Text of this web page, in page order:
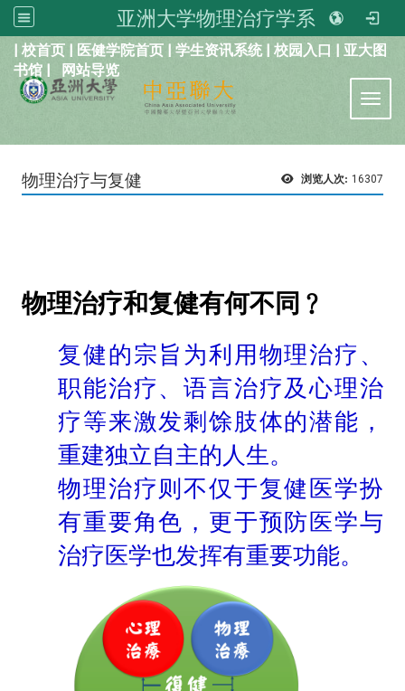
亚洲大学物理治疗学系
| 校首页 | 医健学院首页 | 学生资讯系统| 校园入口 | 亚大图
书馆 |
网站导览
浏览人次: 16307
物理治疗与复健
物理治疗和复健有何不同﹖
复健的宗旨为利用物理治疗、
职能治疗、语言治疗及心理治
疗等来激发剩馀肢体的潜能，
重建独立自主的人生。
物理治疗则不仅于复健医学扮
有重要角色，更于预防医学与
治疗医学也发挥有重要功能。